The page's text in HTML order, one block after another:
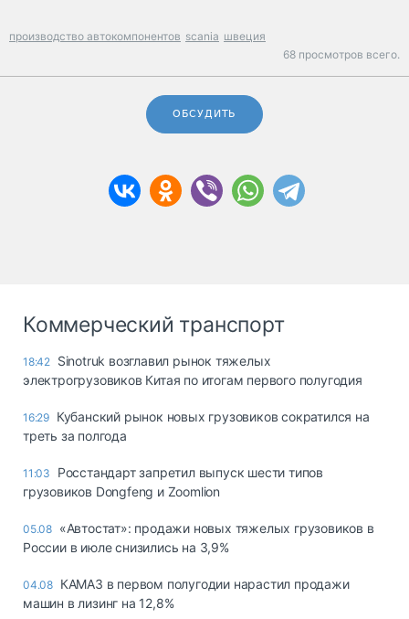
производство автокомпонентов scania швеция
68 просмотров всего.
ОБСУДИТЬ
Коммерческий транспорт
18:42 Sinotruk возглавил рынок тяжелых
электрогрузовиков Китая по итогам первого полугодия
16:29 Кубанский рынок новых грузовиков сократился на
треть за полгода
11:03
Росстандарт запретил выпуск шести типов
грузовиков Dongfeng и Zoomlion
05.08 «Автостат»: продажи новых тяжелых грузовиков в
России в июле снизились на 3,9%
04.08 КАМАЗ в первом полугодии нарастил продажи
машин в лизинг на 12,8%